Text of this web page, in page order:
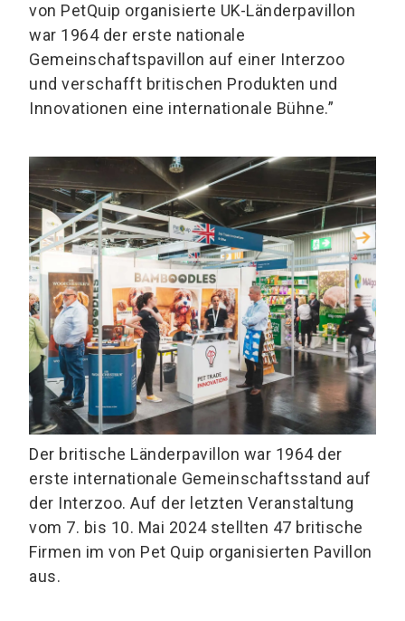
von PetQuip organisierte UK-Länderpavillon
war 1964 der erste nationale
Gemeinschaftspavillon auf einer Interzoo
und verschafft britischen Produkten und
Innovationen eine internationale Bühne.”
Der britische Länderpavillon war 1964 der
erste internationale Gemeinschaftsstand auf
der Interzoo. Auf der letzten Veranstaltung
vom 7. bis 10. Mai 2024 stellten 47 britische
Firmen im von Pet Quip organisierten Pavillon
aus.